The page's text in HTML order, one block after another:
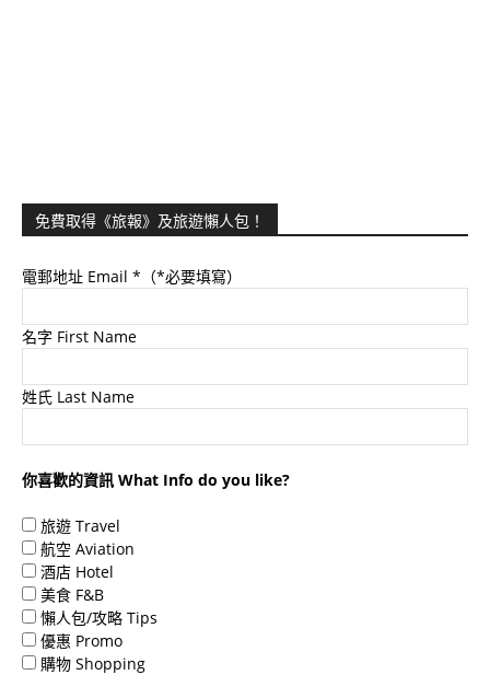
免費取得《旅報》及旅遊懶人包！
電郵地址 Email *（*必要填寫）
名字 First Name
姓氏 Last Name
你喜歡的資訊 What Info do you like?
旅遊 Travel
航空 Aviation
酒店 Hotel
美食 F&B
懶人包/攻略 Tips
優惠 Promo
購物 Shopping